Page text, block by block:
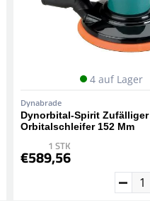
4 auf Lager
Dynabrade
Dynorbital-Spirit Zufälliger
Orbitalschleifer 152 Mm
1 STK
€589,56